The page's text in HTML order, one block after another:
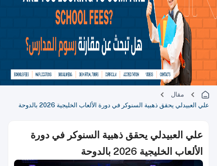
مقال
علي العبيدلي يحقق ذهبية السنوكر في دورة الألعاب الخليجية 2026 بالدوحة
علي العبيدلي يحقق ذهبية السنوكر في دورة
الألعاب الخليجية 2026 بالدوحة